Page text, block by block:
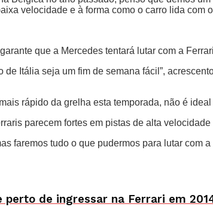
velocidade e à forma como o carro lida com
que a Mercedes tentará lutar com a
Itália seja um fim de semana fácil”,
rápido da grelha esta temporada, não é
parecem fortes em pistas de alta
faremos tudo o que pudermos para lutar com
perto de ingressar na Ferrari em